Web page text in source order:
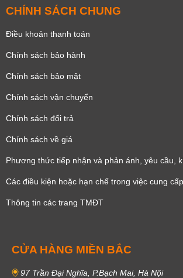
CHÍNH SÁCH CHUNG
Điều khoản thanh toán
Chính sách bảo hành
Chính sách bảo mật
Chính sách vận chuyển
Chính sách đổi trả
Chính sách về giá
Phương thức tiếp nhận và phản ánh, yêu cầu,
Các điều kiện hoặc hạn chế trong việc cung
Thông tin các trang TMĐT
CỬA HÀNG MIỀN BẮC
97 Trần Đại Nghĩa, P.Bạch Mai, Hà Nội